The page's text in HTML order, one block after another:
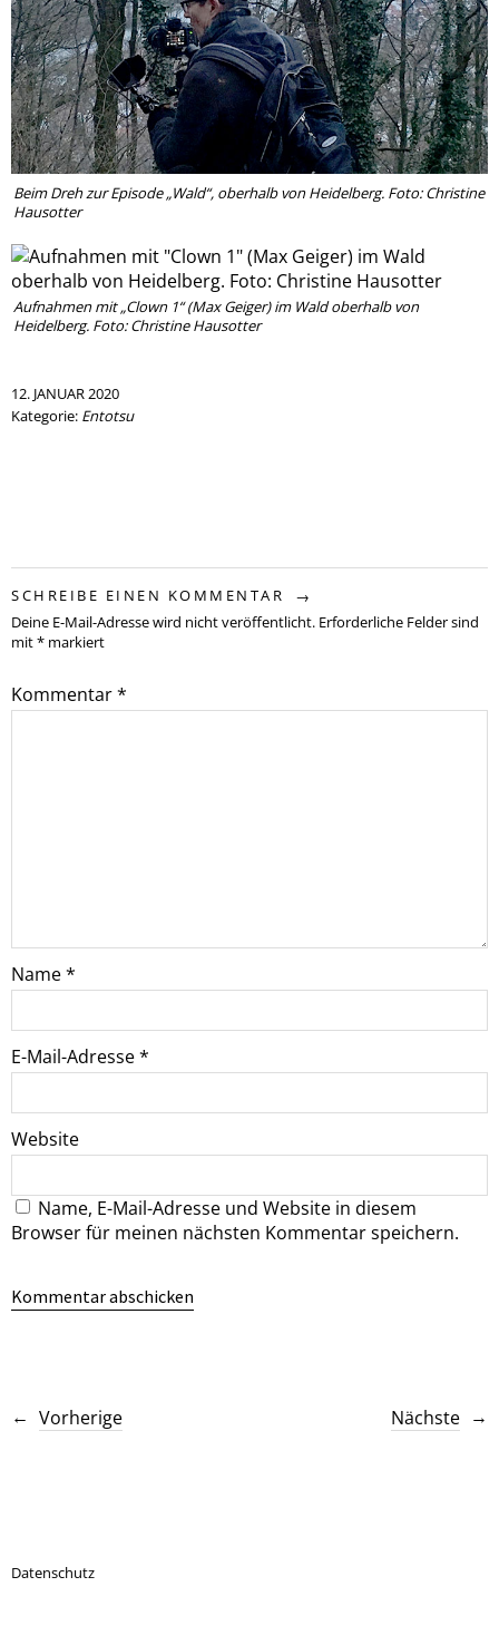
Beim Dreh zur Episode „Wald“, oberhalb von Heidelberg. Foto: Christine
Hausotter
Aufnahmen mit „Clown 1“ (Max Geiger) im Wald oberhalb von
Heidelberg. Foto: Christine Hausotter
12. JANUAR 2020
Kategorie: Entotsu
SCHREIBE EINEN KOMMENTAR
Deine E-Mail-Adresse wird nicht veröffentlicht. Erforderliche Felder sind
mit* markiert
Kommentar*
Name*
E-Mail-Adresse*
Website
Name, E-Mail-Adresse und Website in diesem
Browser für meinen nächsten Kommentar speichern.
Vorherige Nächste
Datenschutz